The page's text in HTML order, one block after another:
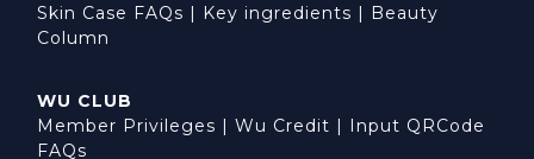
Skin Case FAQs | Key ingredients | Beauty
Column
WU CLUB
Member Privileges | Wu Credit | Input QRCode
FAQs